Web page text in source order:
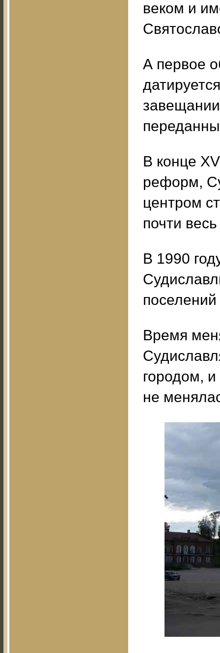
веком и
А первое
В конце
реформ,
центром
почти
В 1990
Время
городом,
не